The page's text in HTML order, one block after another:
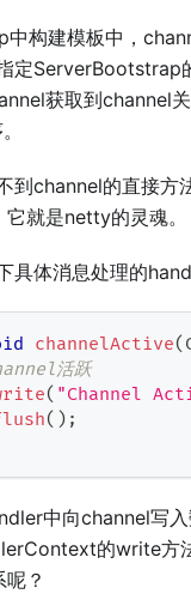
构建模板中，
定ServerBootstrap
获取到channel
到channel的直接方
就是netty的灵魂。
具体消息处理的
channelActive(
活跃
( "Channel
( ) ;
中向channel写
的write方
？